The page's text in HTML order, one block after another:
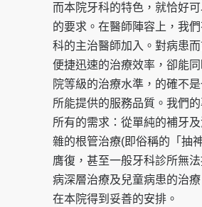
而本院牙科的特色，就恰好
的要求。在醫師陣容上，我
科的主治醫師加入。對病患
便捷迅速的治療效率，卻能
院等級的治療水準，的確不
所能提供的服務品質。我們
所有的需求：從單純的補牙
雜的根管治療(即俗稱的「抽
膺復，甚至一般牙科診所無
病深層治療及兒童病患的治
在本院得到妥善的安排。